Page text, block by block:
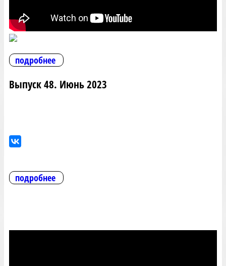
подробнее
Выпуск 48. Июнь 2023
подробнее